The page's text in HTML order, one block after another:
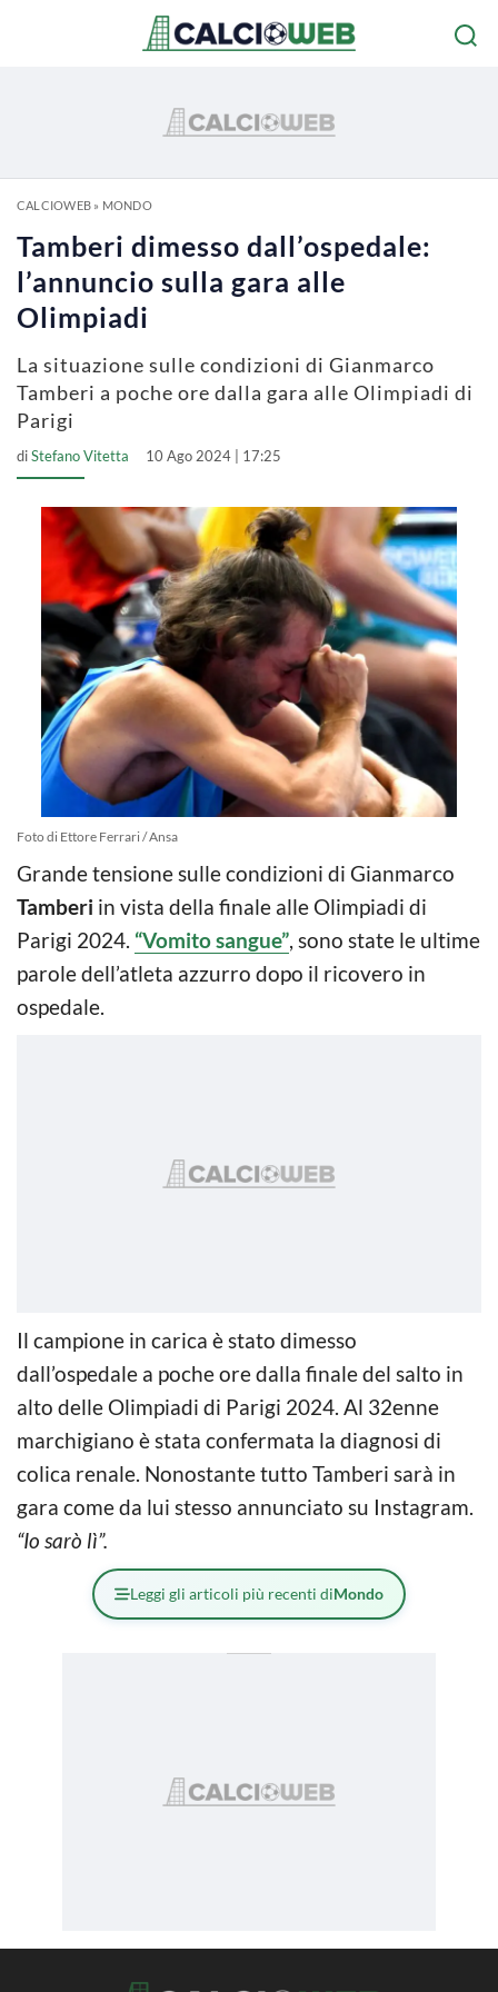
CALCIOWEB» MONDO
Tamberi dimesso dall’ospedale:
l’annuncio sulla gara alle
Olimpiadi
La situazione sulle condizioni di Gianmarco
Tamberi a poche ore dalla gara alle Olimpiadi di
Parigi
diStefano Vitetta 10 Ago 2024 | 17:25
Foto di Ettore Ferrari / Ansa
Grande tensione sulle condizioni di Gianmarco
Tamberi in vista della finale alle Olimpiadi di
Parigi 2024. “Vomito sangue”, sono state le ultime
parole dell’atleta azzurro dopo il ricovero in
ospedale.
Il campione in carica è stato dimesso
dall’ospedale a poche ore dalla finale del salto in
alto delle Olimpiadi di Parigi 2024. Al 32enne
marchigiano è stata confermata la diagnosi di
colica renale. Nonostante tutto Tamberi sarà in
gara come da lui stesso annunciato su Instagram.
“Io sarò lì”.
Leggi gli articoli più recenti diMondo